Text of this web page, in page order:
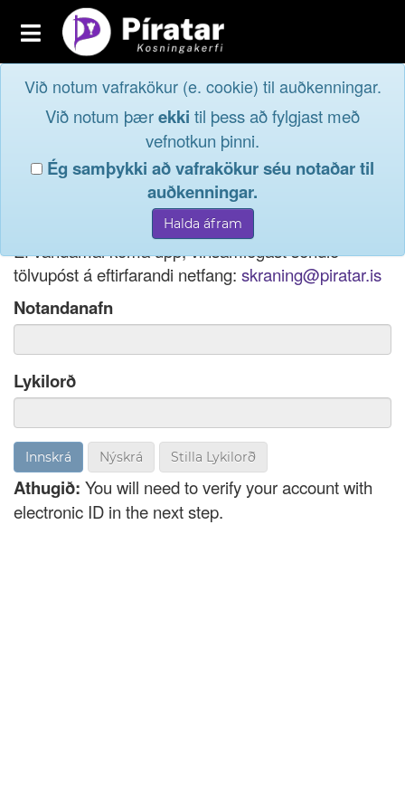
Toggle
navigation
Aðildarfélög
Innskrá
Við notum vafrakökur (e. cookie) til auðkenningar.
Við notum þærekki til þess að fylgjast með
vefnotkun þinni.
Ég samþykki að vafrakökur séu notaðar til
auðkenningar.
Innskráog taktu þátt í
lýðræðinu...
Ef þú hefur gleymt notendanafni þínu, þá má einnig
nota netfang eða kennitölu til innskráningar.
Ef vandamál koma upp, vinsamlegast sendið
tölvupóst á eftirfarandi netfang: skraning@piratar.is
Notandanafn
Lykilorð
Nýskrá Stilla Lykilorð
Athugið: You will need to verify your account with
electronic ID in the next step.